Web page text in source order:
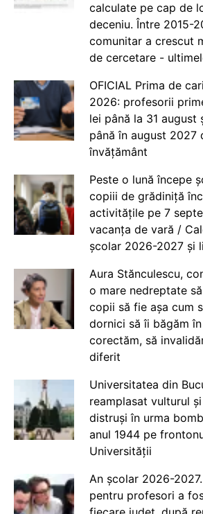
calculate pe cap de
deceniu. Între 2015-
comunitar a crescut
de cercetare -
OFICIAL Prima de
2026: profesorii
lei până la 31
până în august 2027
învățământ
Peste o lună începe
copiii de grădiniță
activitățile pe 7
vacanța de vară /
școlar 2026-2027 și
Aura Stănculescu,
o mare nedreptate
copii să fie așa cum
dornici să îi băgăm
corectăm, să
diferit
Universitatea din
reamplasat vulturul
distruși în urma
anul 1944 pe
Universității
An școlar 2026-
pentru profesori a